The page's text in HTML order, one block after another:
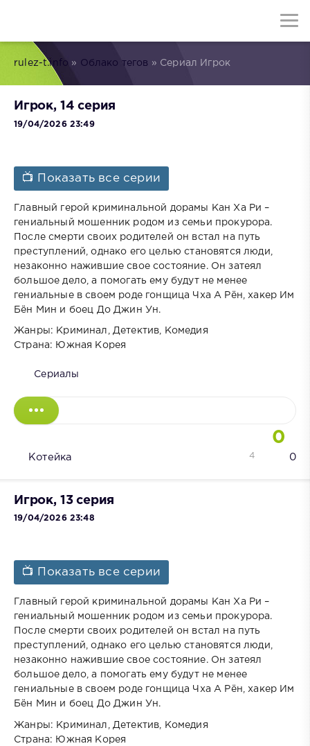
rulez-t.info » Облако тегов » Сериал Игрок
Игрок, 14 серия
19/04/2026 23:49
📺 Показать все серии
Главный герой криминальной дорамы Кан Ха Ри –
гениальный мошенник родом из семьи прокурора.
После смерти своих родителей он встал на путь
преступлений, однако его целью становятся люди,
незаконно нажившие свое состояние. Он затеял
большое дело, а помогать ему будут не менее
гениальные в своем роде гонщица Чха А Рён, хакер Им
Бён Мин и боец До Джин Ун.
Жанры: Криминал, Детектив, Комедия
Страна: Южная Корея
Сериалы
0
Котейка 0
4
Игрок, 13 серия
19/04/2026 23:48
📺 Показать все серии
Главный герой криминальной дорамы Кан Ха Ри –
гениальный мошенник родом из семьи прокурора.
После смерти своих родителей он встал на путь
преступлений, однако его целью становятся люди,
незаконно нажившие свое состояние. Он затеял
большое дело, а помогать ему будут не менее
гениальные в своем роде гонщица Чха А Рён, хакер Им
Бён Мин и боец До Джин Ун.
Жанры: Криминал, Детектив, Комедия
Страна: Южная Корея